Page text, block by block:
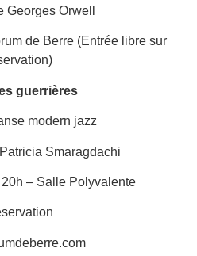
Georges Orwell
de Berre (Entrée libre sur
guerrières
modern jazz
Smaragdachi
– Salle Polyvalente